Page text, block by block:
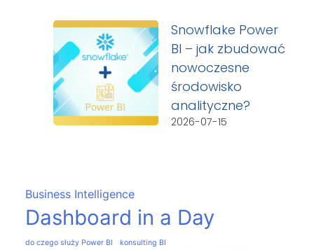
Snowflake Power
BI – jak zbudować
nowoczesne
środowisko
analityczne?
2026-07-15
Business Intelligence
Dashboard in a Day
do czego służy Power BI konsulting BI